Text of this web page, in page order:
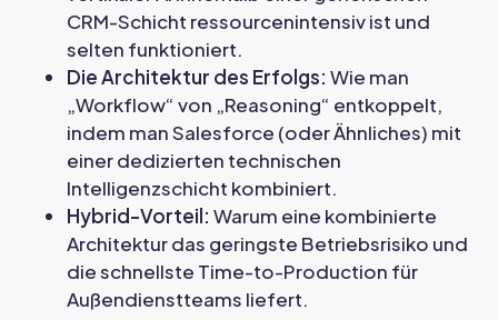
CRM-Schicht ressourcenintensiv ist und
selten funktioniert.
Die Architektur des Erfolgs: Wie man
„Workflow“ von „Reasoning“ entkoppelt,
indem man Salesforce (oder Ähnliches) mit
einer dedizierten technischen
Intelligenzschicht kombiniert.
Hybrid-Vorteil: Warum eine kombinierte
Architektur das geringste Betriebsrisiko und
die schnellste Time-to-Production für
Außendienstteams liefert.